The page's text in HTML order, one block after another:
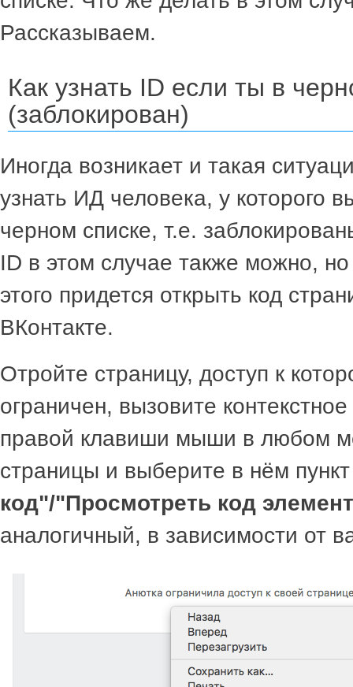
Рассказываем.
Как узнать ID если ты в
(заблокирован)
Иногда возникает и такая
узнать ИД человека, у которого
черном списке, т.е.
ID в этом случае также можно,
этого придется открыть код
ВКонтакте.
Отройте страницу, доступ к
ограничен, вызовите
правой клавиши мыши в любом
страницы и выберите в нём
код"/"Просмотреть код
аналогичный, в зависимости от